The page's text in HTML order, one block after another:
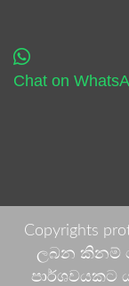
Chat on
Copyrights
ලබන කිනම්
පාර්ශවයකට